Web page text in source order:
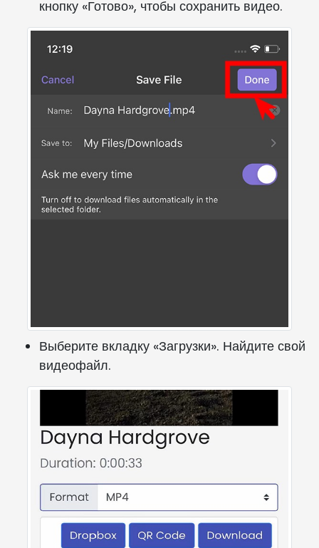
кнопку «Готово», чтобы сохранить видео.
Выберите вкладку «Загрузки». Найдите свой
видеофайл.